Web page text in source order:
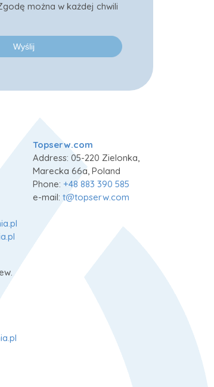
można w każdej chwili
Topserw.com
Address: 05-220 Zielonka,
Marecka 66a, Poland
Phone:+48 883 390 585
e-mail:t@topserw.com